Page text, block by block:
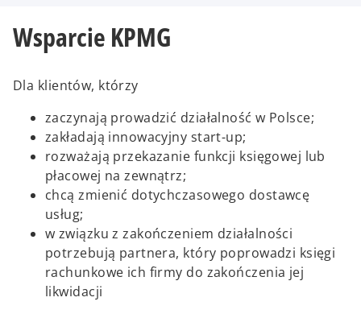
Wsparcie KPMG
Dla klientów, którzy
zaczynają prowadzić działalność w Polsce;
zakładają innowacyjny start-up;
rozważają przekazanie funkcji księgowej lub
płacowej na zewnątrz;
chcą zmienić dotychczasowego dostawcę
usług;
w związku z zakończeniem działalności
potrzebują partnera, który poprowadzi księgi
rachunkowe ich firmy do zakończenia jej
likwidacji